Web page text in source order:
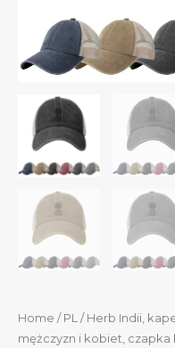
Home / PL / Herb Indii,
mężczyzn i kobiet,